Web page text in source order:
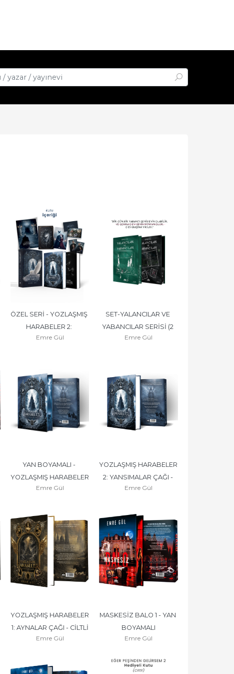
ÖZEL SERİ - YOZLAŞMIŞ
HARABELER 2:
YANSIMALAR ÇAĞI -
Emre Gül
SET-YALANCILAR VE
YABANCILAR SERİSİ (2
KİTAP) - YAN BOYAMALI
Emre Gül
YAN BOYAMALI -
YOZLAŞMIŞ HARABELER
2: YANSIMALAR ÇAĞI
Emre Gül
YOZLAŞMIŞ HARABELER
2: YANSIMALAR ÇAĞI -
CİLTLİ
Emre Gül
YOZLAŞMIŞ HARABELER
1: AYNALAR ÇAĞI - CİLTLİ
Emre Gül
MASKESİZ BALO 1 - YAN
BOYAMALI
Emre Gül